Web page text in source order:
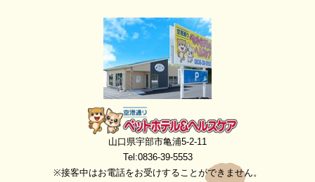
空港通りペットホテル＆ヘルスケア
山口県宇部市亀浦5-2-11
Tel:0836-39-5553
※接客中はお電話をお受けすることができません。